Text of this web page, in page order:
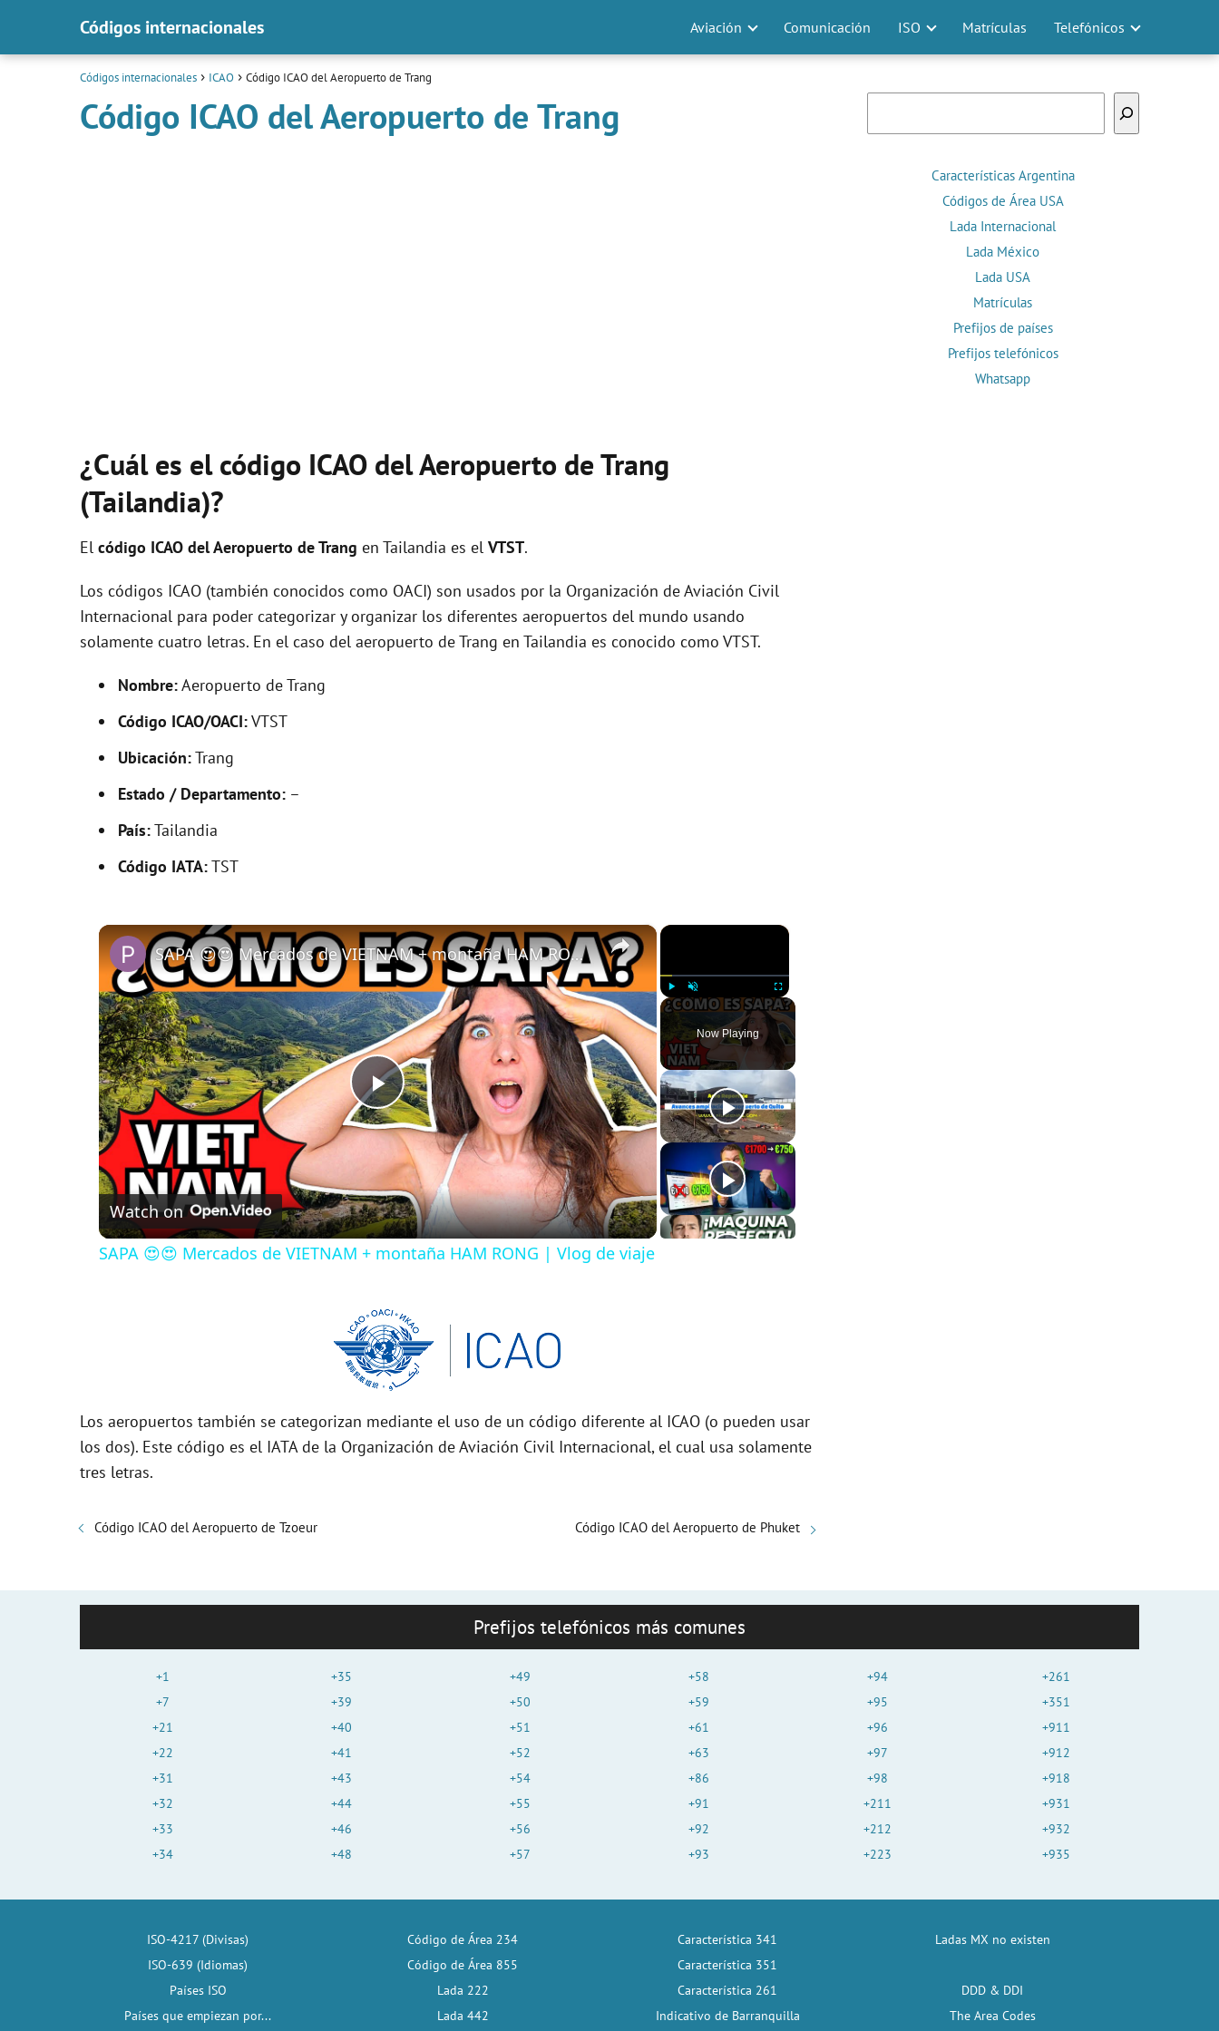
Códigos internacionales Aviación Comunicación ISO Matrículas Telefónicos
Códigos internacionales ICAO Código ICAO del Aeropuerto de Trang
Código ICAO del Aeropuerto de Trang
¿Cuál es el código ICAO del Aeropuerto de Trang
(Tailandia)?
El código ICAO delAeropuerto de Trang en Tailandia es el VTST.
Los códigos ICAO (también conocidos como OACI) son usados por la Organización de Aviación Civil
Internacional para poder categorizar y organizar los diferentes aeropuertos del mundo usando
solamente cuatro letras. En el caso del aeropuerto de Trang en Tailandia es conocido como VTST.
Nombre:Aeropuerto de Trang
Código ICAO/OACI:VTST
Ubicación:Trang
Estado / Departamento: –
País:Tailandia
Código IATA:TST
×
Play Unmute Fullscreen
Now Playing
×
P
l
a
V
i
d
SAPA 😍😍 Mercados de VIETNAM + montaña HAM RONG | Vlog de viaje
Watch on
SAPA 😍😍 Mercados de VIETNAM + montaña HAM RONG | Vlog de viaje
Los aeropuertos también se categorizan mediante el uso de un código diferente al ICAO (o pueden usar
los dos). Este código es el IATA de la Organización de Aviación Civil Internacional, el cual usa solamente
tres letras.
Código ICAO del Aeropuerto de Tzoeur Código ICAO del Aeropuerto de Phuket
Características Argentina
Códigos de Área USA
Lada Internacional
Lada México
Lada USA
Matrículas
Prefijos de países
Prefijos telefónicos
Whatsapp
Prefijos telefónicos más comunes
+1
+7
+21
+22
+31
+32
+33
+34
+35
+39
+40
+41
+43
+44
+46
+48
+49
+50
+51
+52
+54
+55
+56
+57
+58
+59
+61
+63
+86
+91
+92
+93
+94
+95
+96
+97
+98
+211
+212
+223
+261
+351
+911
+912
+918
+931
+932
+935
ISO-4217 (Divisas)
ISO-639 (Idiomas)
Países ISO
Países que empiezan por...
Código de Área 234
Código de Área 855
Lada 222
Lada 442
Característica 341
Característica 351
Característica 261
Indicativo de Barranquilla
Ladas MX no existen
DDD & DDI
The Area Codes